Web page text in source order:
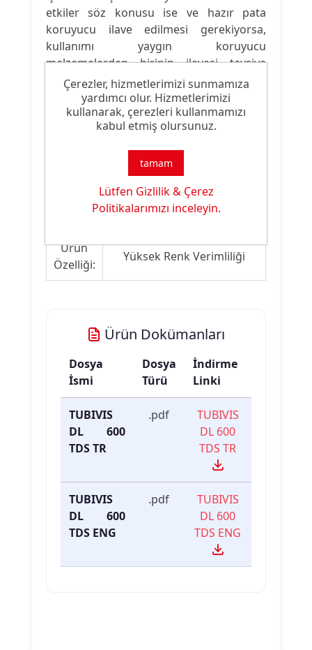
etkiler söz konusu ise ve hazır pata
koruyucu ilave edilmesi gerekiyorsa,
kullanımı yaygın koruyucu
malzemelerden birinin ilavesi tavsiye
edilir. Boyarmaddelerin uyumluluğu için
uygulanacak ön denemeler boyarmadde
üreticisinin belirttiği şekilde olmalıdır.
Ürün Nitelikleri
Kıvamlaştırıcı Malzeme
Ürün
Özelliği:
Yüksek Renk Verimliliği
Ürün Dokümanları
Dosya
İsmi
Dosya
Türü
İndirme
Linki
TUBIVIS
DL 600
TDS TR
.pdf
TUBIVIS
DL 600
TDS TR
TUBIVIS
DL 600
TDS ENG
.pdf
TUBIVIS
DL 600
TDS ENG
Çerezler, hizmetlerimizi sunmamıza
yardımcı olur. Hizmetlerimizi
kullanarak, çerezleri kullanmamızı
kabul etmiş olursunuz.
tamam
Lütfen Gizlilik & Çerez
Politikalarımızı inceleyin.